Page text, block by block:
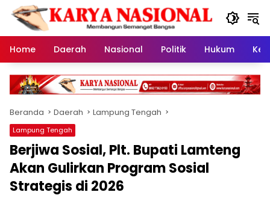
Langsung
konten
Home
Daerah Nasional Politik Hukum
Beranda Daerah Lampung Tengah
Lampung Tengah
Berjiwa Sosial, Plt. Bupati Lamteng
Akan Gulirkan Program Sosial
Strategis di 2026